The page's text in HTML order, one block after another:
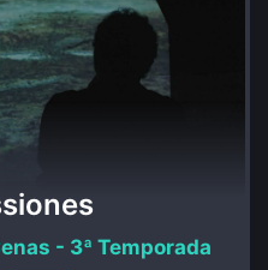
- 3ª Temporada